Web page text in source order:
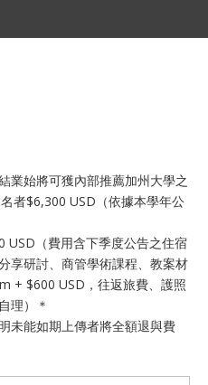
業始將可獲內部推薦加州大學之
者$6,300 USD（依據本學年公
（費用含下季度公告之住宿
享研討、商管學術課程、教案材
+ $600 USD，往返旅費、護照
理）＊
未能如期上傳者將全額退與費